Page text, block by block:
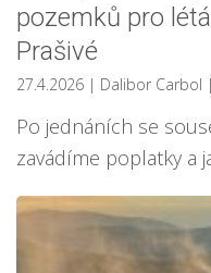
pozemků pro
Prašivé
27.4.2026 | Dalibor Carbol |
Po jednáních se
zavádíme poplatky a